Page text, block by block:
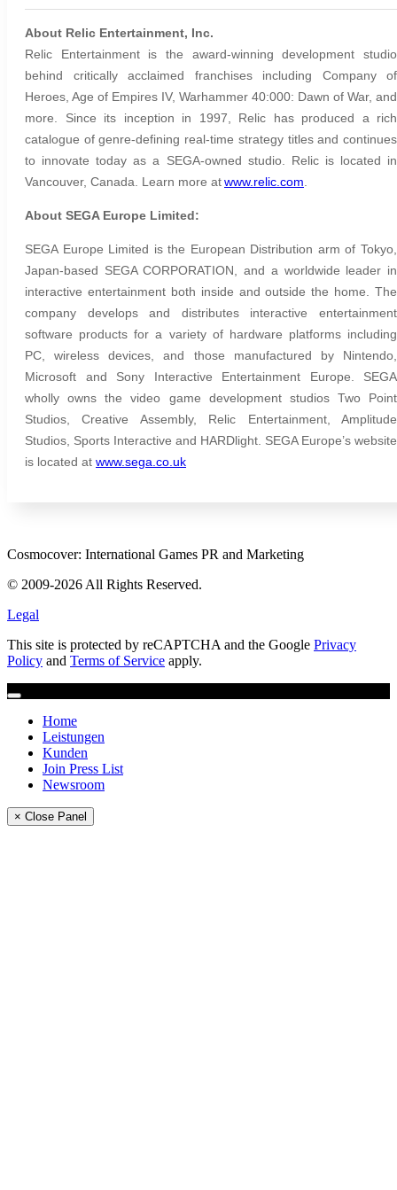
About Relic Entertainment, Inc.
Relic Entertainment is the award-winning development studio
behind critically acclaimed franchises including Company of
Heroes, Age of Empires IV, Warhammer 40:000: Dawn of War, and
more. Since its inception in 1997, Relic has produced a rich
catalogue of genre-defining real-time strategy titles and continues
to innovate today as a SEGA-owned studio. Relic is located in
Vancouver, Canada. Learn more atwww.relic.com
About SEGA Europe Limited:
SEGA Europe Limited is the European Distribution arm of Tokyo,
Japan-based SEGA CORPORATION, and a worldwide leader in
interactive entertainment both inside and outside the home. The
company develops and distributes interactive entertainment
software products for a variety of hardware platforms including
PC, wireless devices, and those manufactured by Nintendo,
Microsoft and Sony Interactive Entertainment Europe. SEGA
wholly owns the video game development studios Two Point
Studios, Creative Assembly, Relic Entertainment, Amplitude
Studios, Sports Interactive and HARDlight. SEGA Europe’s website
is located at www.sega.co.uk
Cosmocover: International Games PR and Marketing
© 2009-2026 All Rights Reserved.
Legal
This site is protected by reCAPTCHA and the Google Privacy
Policy and Terms of Service apply.
Home
Leistungen
Kunden
Join Press List
Newsroom
× Close Panel